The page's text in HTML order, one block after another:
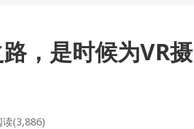
，是时候为VR摄
读(3,886)